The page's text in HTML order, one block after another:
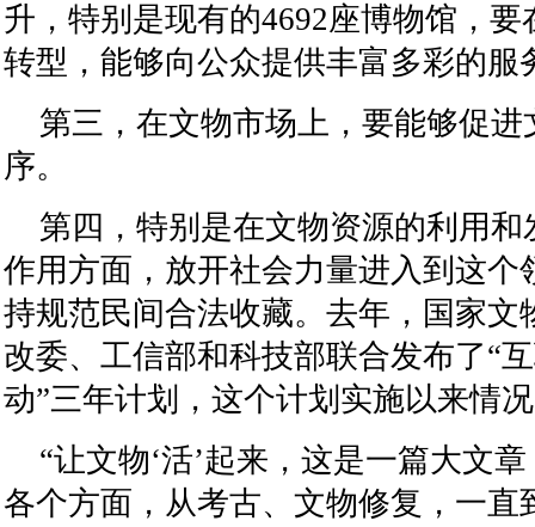
升，特别是现有的4692座博物馆，
转型，能够向公众提供丰富多彩的服
第三，在文物市场上，要能够促
序。
第四，特别是在文物资源的利用
作用方面，放开社会力量进入到这个
持规范民间合法收藏。去年，国家文
改委、工信部和科技部联合发布了“
动”三年计划，这个计划实施以来情
“让文物‘活’起来，这是一篇大文
各个方面，从考古、文物修复，一直